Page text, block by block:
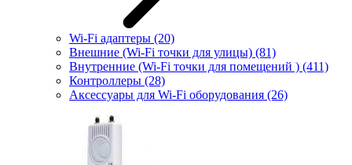
Wi-Fi адаптеры (20)
Внешние (Wi-Fi точки для улицы) (81)
Внутренние (Wi-Fi точки для помещений ) (411)
Контроллеры (28)
Аксессуары для Wi-Fi оборудования (26)